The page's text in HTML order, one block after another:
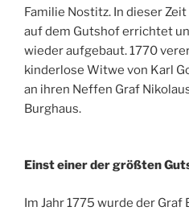
Familie Nostitz. In dieser
auf dem Gutshof errichtet
wieder aufgebaut. 1770
kinderlose Witwe von Karl
an ihren Neffen Graf
Burghaus.
Einst einer der größten
Im Jahr 1775 wurde der